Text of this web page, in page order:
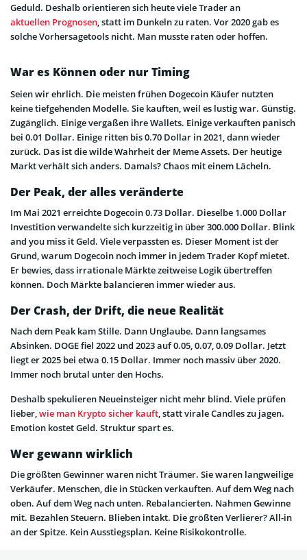
Geduld. Deshalb orientieren sich heute viele Trader an
aktuellen Prognosen, statt im Dunkeln zu raten. Vor 2020 gab es
solche Vorhersagetools nicht. Man musste raten oder hoffen.
War es Können oder nur Timing
Seien wir ehrlich. Die meisten frühen Dogecoin Käufer nutzten
keine tiefgehenden Modelle. Sie kauften, weil es lustig war. Günstig.
Zugänglich. Einige vergaßen ihre Wallets. Einige verkauften panisch
bei 0.01 Dollar. Einige ritten bis 0.70 Dollar in 2021, dann wieder
zurück. Das ist die wilde Wahrheit der Meme Assets. Der heutige
Markt verhält sich anders. Damals? Chaos mit einem Lächeln.
Der Peak, der alles veränderte
Im Mai 2021 erreichte Dogecoin 0.73 Dollar. Dieselbe 1.000 Dollar
Investition verwandelte sich kurzzeitig in über 300.000 Dollar. Blink
and you miss it Geld. Viele verpassten es. Dieser Moment ist der
Grund, warum Dogecoin noch immer in jedem Trader Kopf mietet.
Er bewies, dass irrationale Märkte zeitweise Logik übertreffen
können. Doch Märkte balancieren immer wieder aus.
Der Crash, der Drift, die neue Realität
Nach dem Peak kam Stille. Dann Unglaube. Dann langsames
Absinken. DOGE fiel 2022 und 2023 auf 0.05, 0.07, 0.09 Dollar. Jetzt
liegt er 2025 bei etwa 0.15 Dollar. Immer noch massiv über 2020.
Immer noch brutal unter den Hochs.
Deshalb spekulieren Neueinsteiger nicht mehr blind. Viele prüfen
lieber,wie man Krypto sicher kauft, statt virale Candles zu jagen.
Emotion kostet Geld. Struktur spart es.
Wer gewann wirklich
Die größten Gewinner waren nicht Träumer. Sie waren langweilige
Verkäufer. Menschen, die in Stücken verkauften. Auf dem Weg nach
oben. Auf dem Weg nach unten. Rebalancierten. Nahmen Gewinne
mit. Bezahlen Steuern. Blieben intakt. Die größten Verlierer? All-in
an der Spitze. Kein Ausstiegsplan. Keine Risikokontrolle.